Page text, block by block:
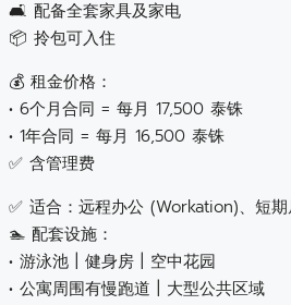
🛋️ 配备全套家具及家电
📦 拎包可入住
💰 租金价格：
• 6个月合同 = 每月 17,500 泰铢
• 1年合同 = 每月 16,500 泰铢
✅ 含管理费
✅ 适合：远程办公 (Workation)、短
🏊 配套设施：
• 游泳池 | 健身房 | 空中花园
• 公寓周围有慢跑道 | 大型公共区域